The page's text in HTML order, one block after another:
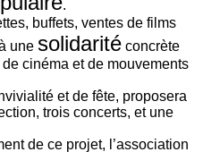
.
buffets, ventes de films
une solidarité concrète
cinéma et de mouvements
et de fête, proposera
trois concerts, et une
de ce projet, l’association